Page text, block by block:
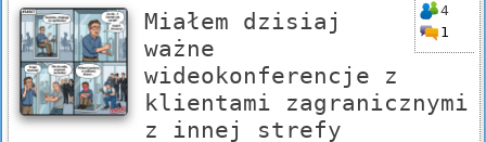
4
1
Miałem dzisiaj
ważne
wideokonferencje z
klientami zagranicznymi
z innej strefy